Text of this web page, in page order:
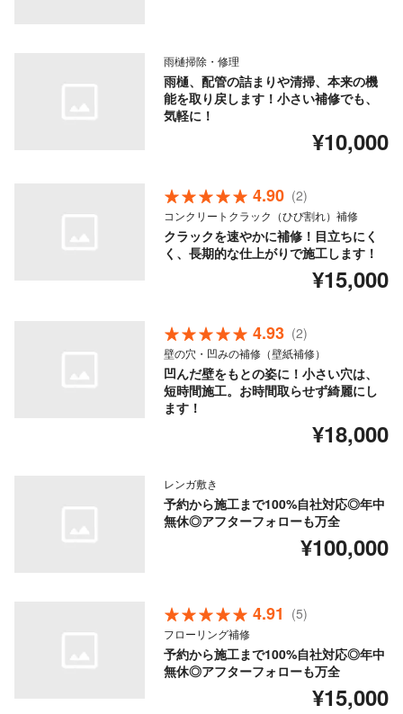
雨樋掃除・修理
雨樋、配管の詰まりや清掃、本来の機
能を取り戻します！小さい補修でも、
気軽に！
¥10,000
4.90 (2)
コンクリートクラック（ひび割れ）補修
クラックを速やかに補修！目立ちにく
く、長期的な仕上がりで施工します！
¥15,000
4.93 (2)
壁の穴・凹みの補修（壁紙補修）
凹んだ壁をもとの姿に！小さい穴は、
短時間施工。お時間取らせず綺麗にし
ます！
¥18,000
レンガ敷き
予約から施工まで100%自社対応◎年中
無休◎アフターフォローも万全
¥100,000
4.91 (5)
フローリング補修
予約から施工まで100%自社対応◎年中
無休◎アフターフォローも万全
¥15,000